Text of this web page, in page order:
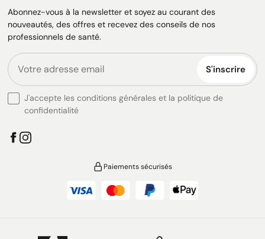
Abonnez-vous à la newsletter et soyez au courant des
nouveautés, des offres et recevez des conseils de nos
professionnels de santé.
S'inscrire
J'accepte les conditions générales et la politique de
confidentialité
Paiements sécurisés